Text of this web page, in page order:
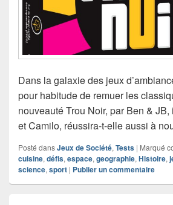
Dans la galaxie des jeux
pour habitude de remuer les
nouveauté Trou Noir, par Ben &
et Camilo, réussira-t-elle aussi à
Posté dansJeux de Société, Tests | Marqué
cuisine, défis, espace, geographie, Histoire,
science, sport | Publier un commentaire